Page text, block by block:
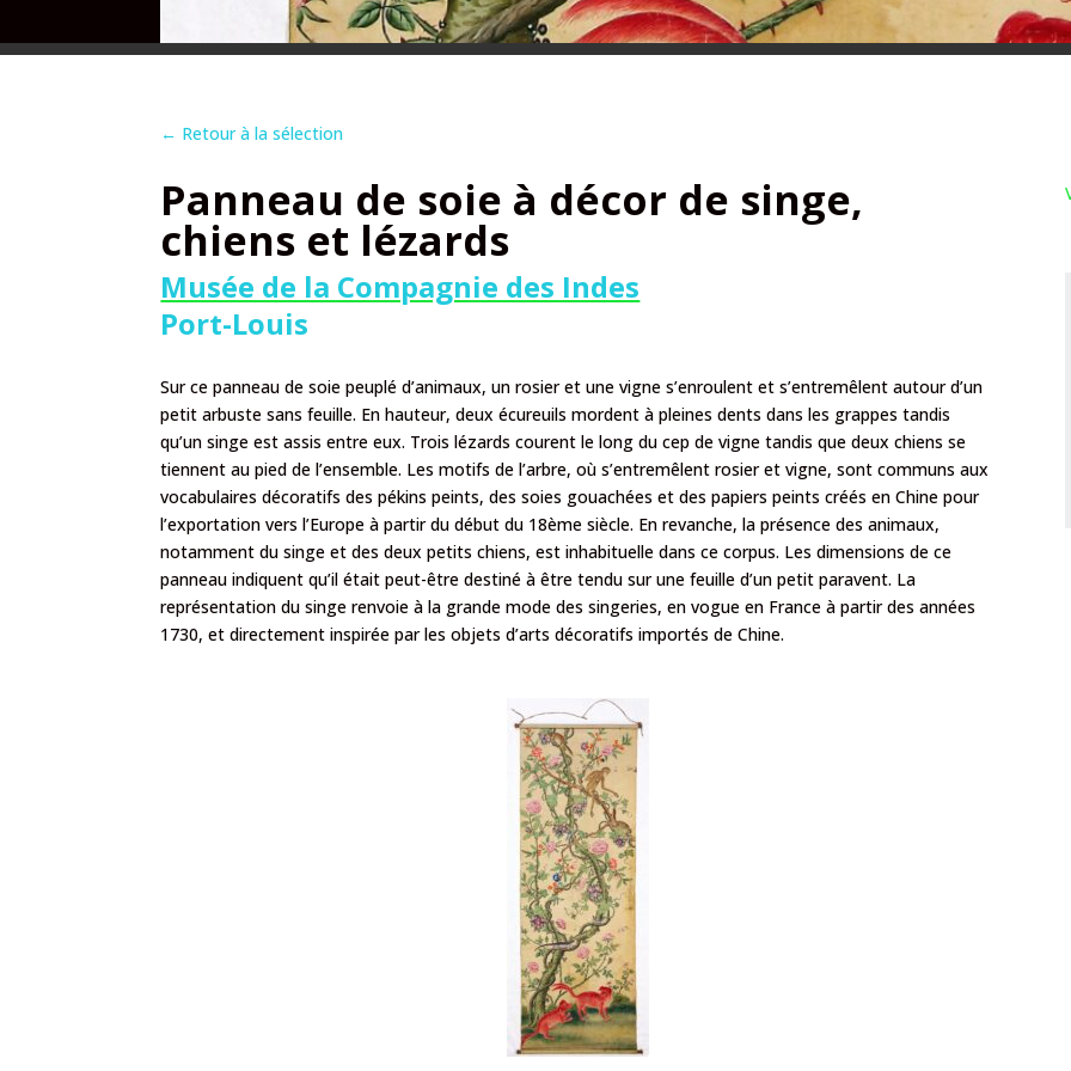
← Retour à la sélection
Panneau de soie à décor de singe,
chiens et lézards
Musée de la Compagnie des Indes
Port-Louis
Sur ce panneau de soie peuplé d’animaux, un rosier et une vigne s’enroulent et s’entremêlent autour d’un
petit arbuste sans feuille. En hauteur, deux écureuils mordent à pleines dents dans les grappes tandis
qu’un singe est assis entre eux. Trois lézards courent le long du cep de vigne tandis que deux chiens se
tiennent au pied de l’ensemble. Les motifs de l’arbre, où s’entremêlent rosier et vigne, sont communs aux
vocabulaires décoratifs des pékins peints, des soies gouachées et des papiers peints créés en Chine pour
l’exportation vers l’Europe à partir du début du 18ème siècle. En revanche, la présence des animaux,
notamment du singe et des deux petits chiens, est inhabituelle dans ce corpus. Les dimensions de ce
panneau indiquent qu’il était peut-être destiné à être tendu sur une feuille d’un petit paravent. La
représentation du singe renvoie à la grande mode des singeries, en vogue en France à partir des années
1730, et directement inspirée par les objets d’arts décoratifs importés de Chine.